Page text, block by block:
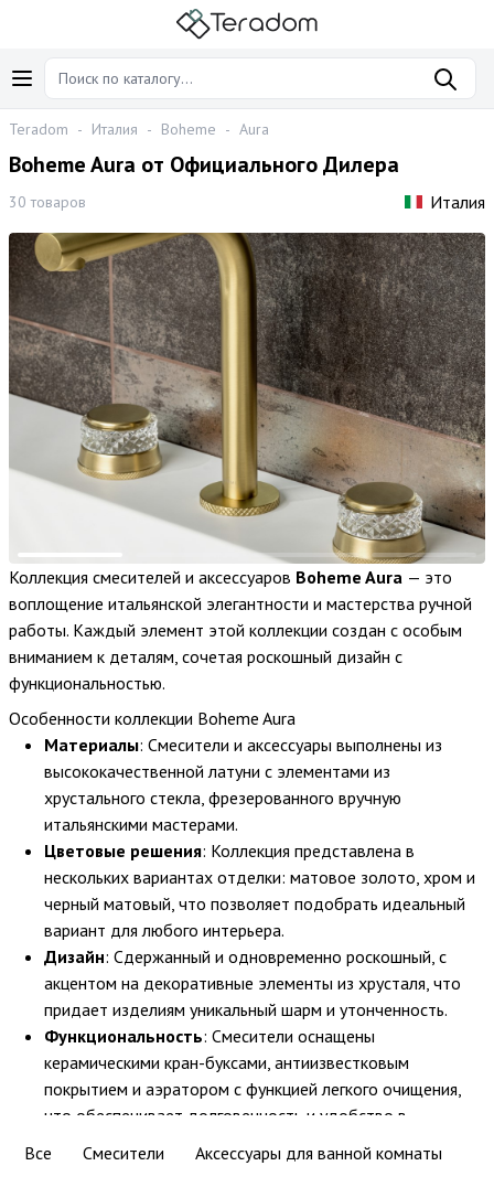
Teradom - Италия - Boheme - Aura
Boheme Aura от Официального Дилера
30 товаров Италия
Коллекция смесителей и аксессуаров Boheme Aura — это
воплощение итальянской элегантности и мастерства ручной
работы. Каждый элемент этой коллекции создан с особым
вниманием к деталям, сочетая роскошный дизайн с
функциональностью.
Особенности коллекции Boheme Aura
Материалы: Смесители и аксессуары выполнены из
высококачественной латуни с элементами из
хрустального стекла, фрезерованного вручную
итальянскими мастерами.
Цветовые решения: Коллекция представлена в
нескольких вариантах отделки: матовое золото, хром и
черный матовый, что позволяет подобрать идеальный
вариант для любого интерьера.
Дизайн: Сдержанный и одновременно роскошный, с
акцентом на декоративные элементы из хрусталя, что
придает изделиям уникальный шарм и утонченность.
Функциональность: Смесители оснащены
керамическими кран-буксами, антиизвестковым
покрытием и аэратором с функцией легкого очищения,
что обеспечивает долговечность и удобство в
использовании.
Все Смесители Аксессуары для ванной комнаты